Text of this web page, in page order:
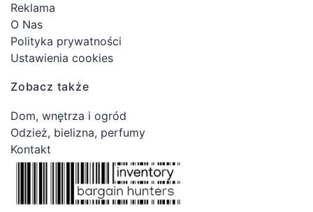
Reklama
O Nas
Polityka prywatności
Ustawienia cookies
Zobacz także
Dom, wnętrza i ogród
Odzież, bielizna, perfumy
Kontakt